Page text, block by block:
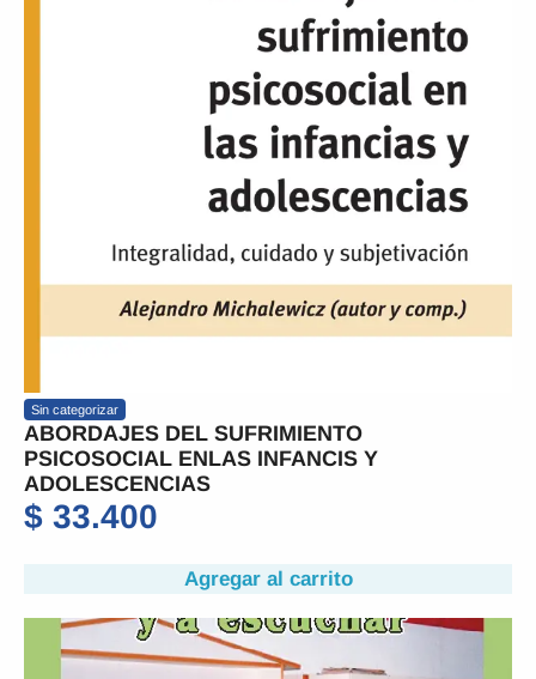
Sin categorizar
ABORDAJES DEL SUFRIMIENTO
PSICOSOCIAL ENLAS INFANCIS Y
ADOLESCENCIAS
$ 33.400
Agregar al carrito